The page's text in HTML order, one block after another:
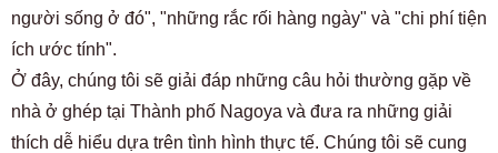
người sống ở đó", "những rắc rối hàng ngày" và "chi phí tiện
ích ước tính".
Ở đây, chúng tôi sẽ giải đáp những câu hỏi thường gặp về
nhà ở ghép tại Thành phố Nagoya và đưa ra những giải
thích dễ hiểu dựa trên tình hình thực tế. Chúng tôi sẽ cung